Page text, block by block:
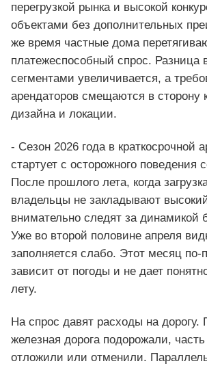
перегрузкой рынка и высокой
объектами без дополнительных
же время частные дома
платежеспособный спрос. Разница
сегментами увеличивается, а
арендаторов смещаются в сторону
дизайна и локации.
- Сезон 2026 года в краткосрочной
стартует с осторожного поведения
После прошлого лета, когда
владельцы не закладывают
внимательно следят за динамикой
Уже во второй половине апреля
заполняется слабо. Этот месяц по-
зависит от погоды и не дает
лету.
На спрос давят расходы на дорогу.
железная дорога подорожали, часть
отложили или отменили.